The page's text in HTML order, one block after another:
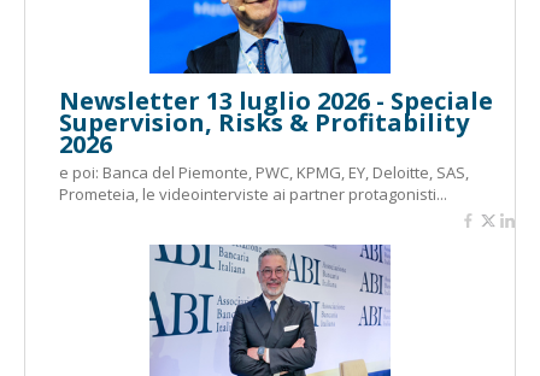
Newsletter 13 luglio 2026 - Speciale
Supervision, Risks & Profitability
2026
e poi: Banca del Piemonte, PWC, KPMG, EY, Deloitte, SAS,
Prometeia, le videointerviste ai partner protagonisti...